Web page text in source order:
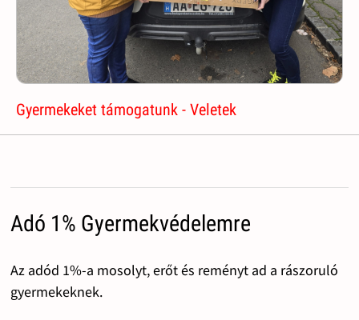
Gyermekeket támogatunk - Veletek
Adó 1% Gyermekvédelemre
Az adód 1%-a mosolyt, erőt és reményt ad a rászoruló
gyermekeknek.